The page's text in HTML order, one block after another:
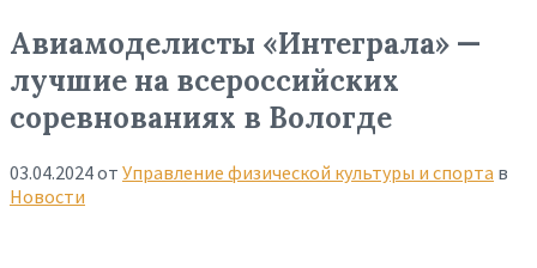
Авиамоделисты «Интеграла» —
лучшие на всероссийских
соревнованиях в Вологде
03.04.2024от Управление физической культуры и спорта в
Новости